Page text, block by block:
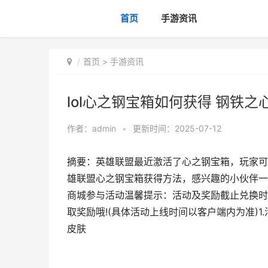
首页 手游资讯
首页 > 手游资讯
lol心之钢宝箱如何获得 钢铁之
作者： admin • 更新时间：2025-07-12
摘要：英雄联盟最近激活了心之钢宝箱，玩家
雄联盟心之钢宝箱获得方法，感兴趣的小伙伴
商城参与活动温馨提示：活动及奖励截止兑换
取奖励哦!(具体活动上线时间以客户端内为准
皮肤